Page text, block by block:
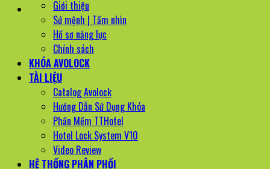
Giới thiệu
Sứ mệnh | Tầm nhìn
Hồ sơ năng lực
Chính sách
KHÓA AVOLOCK
TÀI LIỆU
Catalog Avolock
Hướng Dẫn Sử Dụng Khóa
Phần Mềm TTHotel
Hotel Lock System V10
Video Review
HỆ THỐNG PHÂN PHỐI